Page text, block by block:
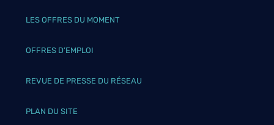
LES OFFRES DU MOMENT
OFFRES D’EMPLOI
REVUE DE PRESSE DU RÉSEAU
PLAN DU SITE